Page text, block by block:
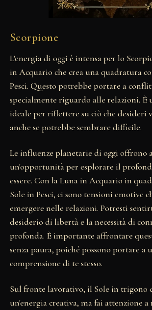
Scorpione
L'energia di oggi è intensa per lo
in Acquario che crea una quadratura
Pesci. Questo potrebbe portare a
specialmente riguardo alle relazioni. È
ideale per riflettere su ciò che desideri
anche se potrebbe sembrare difficile.
Le influenze planetarie di oggi offrono
un'opportunità per esplorare il
essere. Con la Luna in Acquario in
Sole in Pesci, ci sono tensioni emotive
emergere nelle relazioni. Potresti
desiderio di libertà e la necessità di
profonda. È importante affrontare
senza paura, poiché possono portare a
comprensione di te stesso.
Sul fronte lavorativo, il Sole in trigono
un'energia creativa, ma fai attenzione a